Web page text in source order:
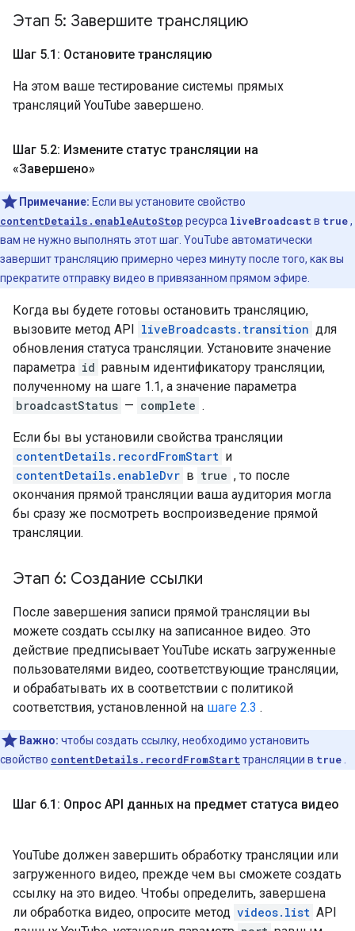
Этап 5: Завершите трансляцию
Шаг 5.1: Остановите трансляцию
На этом ваше тестирование системы прямых
трансляций YouTube завершено.
Шаг 5.2: Измените статус трансляции на
«Завершено»
Примечание: Если вы установите свойство
contentDetails.enableAutoStop ресурса liveBroadcast в true,
вам не нужно выполнять этот шаг. YouTube автоматически
завершит трансляцию примерно через минуту после того, как вы
прекратите отправку видео в привязанном прямом эфире.
Когда вы будете готовы остановить трансляцию,
вызовите метод API liveBroadcasts.transition для
обновления статуса трансляции. Установите значение
параметра id равным идентификатору трансляции,
полученному на шаге 1.1, а значение параметра
broadcastStatus — complete .
Если бы вы установили свойства трансляции
contentDetails.recordFromStart и
contentDetails.enableDvr в true , то после
окончания прямой трансляции ваша аудитория могла
бы сразу же посмотреть воспроизведение прямой
трансляции.
Этап 6: Создание ссылки
После завершения записи прямой трансляции вы
можете создать ссылку на записанное видео. Это
действие предписывает YouTube искать загруженные
пользователями видео, соответствующие трансляции,
и обрабатывать их в соответствии с политикой
соответствия, установленной на шаге 2.3 .
Важно: чтобы создать ссылку, необходимо установить
свойство contentDetails.recordFromStart трансляции в true
Шаг 6.1: Опрос API данных на предмет статуса видео
YouTube должен завершить обработку трансляции или
загруженного видео, прежде чем вы сможете создать
ссылку на это видео. Чтобы определить, завершена
ли обработка видео, опросите метод videos.list API